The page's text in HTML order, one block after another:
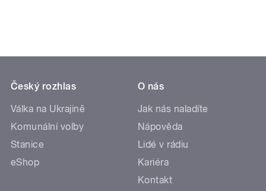
Český rozhlas
Válka na Ukrajině
Komunální volby
Stanice
eShop
O nás
Jak nás naladíte
Nápověda
Lidé v rádiu
Kariéra
Kontakt